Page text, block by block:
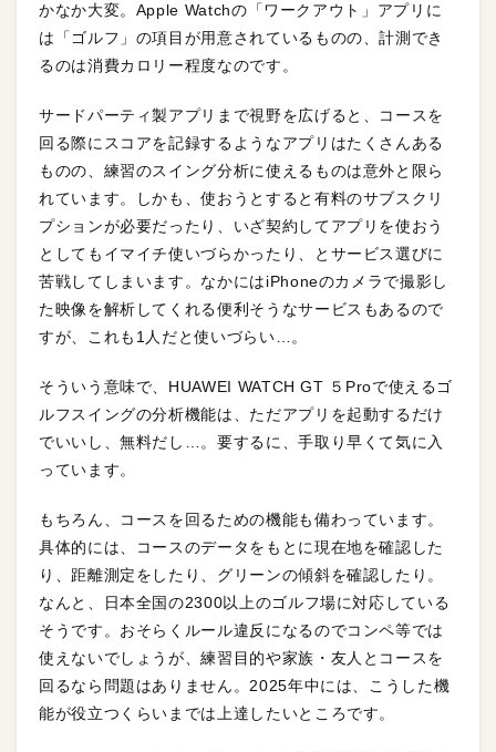
かなか大変。Apple Watchの「ワークアウト」アプリに
は「ゴルフ」の項目が用意されているものの、計測でき
るのは消費カロリー程度なのです。
サードパーティ製アプリまで視野を広げると、コースを
回る際にスコアを記録するようなアプリはたくさんある
ものの、練習のスイング分析に使えるものは意外と限ら
れています。しかも、使おうとすると有料のサブスクリ
プションが必要だったり、いざ契約してアプリを使おう
としてもイマイチ使いづらかったり、とサービス選びに
苦戦してしまいます。なかにはiPhoneのカメラで撮影し
た映像を解析してくれる便利そうなサービスもあるので
すが、これも1人だと使いづらい…。
そういう意味で、HUAWEI WATCH GT ５Proで使えるゴ
ルフスイングの分析機能は、ただアプリを起動するだけ
でいいし、無料だし…。要するに、手取り早くて気に入
っています。
もちろん、コースを回るための機能も備わっています。
具体的には、コースのデータをもとに現在地を確認した
り、距離測定をしたり、グリーンの傾斜を確認したり。
なんと、日本全国の2300以上のゴルフ場に対応している
そうです。おそらくルール違反になるのでコンペ等では
使えないでしょうが、練習目的や家族・友人とコースを
回るなら問題はありません。2025年中には、こうした機
能が役立つくらいまでは上達したいところです。